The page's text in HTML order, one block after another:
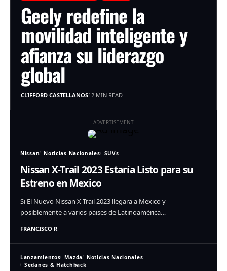
Geely redefine la
movilidad inteligente y
afianza su liderazgo
global
CLIFFORD CASTELLANOS12 MIN READ
- ADVERTISEMENT -
Nissan Noticias Nacionales SUVs
Nissan X-Trail 2023 Estaría Listo para su
Estreno en Mexico
Si El Nuevo Nissan X-Trail 2023 llegara a Mexico y
posiblemente a varios paises de Latinoamérica…
FRANCISCO R
Lanzamientos Mazda
Noticias Nacionales
Sedanes & Hatchback